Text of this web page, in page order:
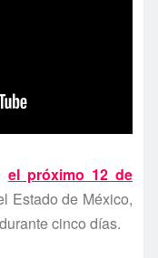
el próximo 12 de
Estado de México,
cinco dí­as.